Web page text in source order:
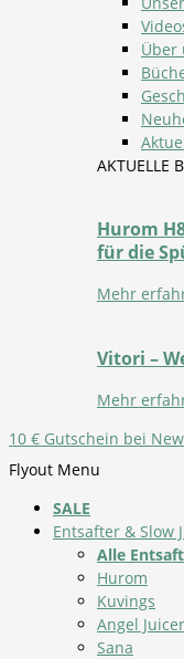
Über
AKTUELLE
Hurom
für die
Mehr
Vitori –
Mehr
10 € Gutschein bei
Flyout Menu
SALE
Entsafter & Slow
Alle
Hurom
Kuvings
Angel Juicer
Sana